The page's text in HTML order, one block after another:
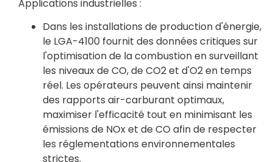
Applications industrielles :
Dans les installations de production d'énergie,
le LGA-4100 fournit des données critiques sur
l'optimisation de la combustion en surveillant
les niveaux de CO, de CO2 et d'O2 en temps
réel. Les opérateurs peuvent ainsi maintenir
des rapports air-carburant optimaux,
maximiser l'efficacité tout en minimisant les
émissions de NOx et de CO afin de respecter
les réglementations environnementales
strictes.